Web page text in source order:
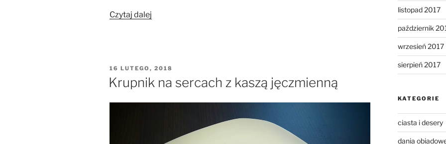
Czytaj dalej
OPUBLIKOWANE
W
16 LUTEGO, 2018
Krupnik na sercach z kaszą jęczmienną
listopad 2017
październik
wrzesień 2017
sierpień 2017
KATEGORIE
ciasta i desery
dania